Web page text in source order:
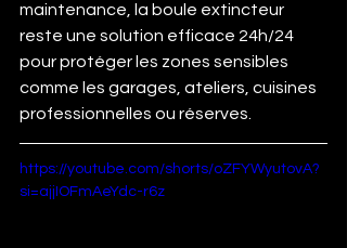
maintenance, la boule extincteur
reste une solution efficace 24h/24
pour protéger les zones sensibles
comme les garages, ateliers, cuisines
professionnelles ou réserves.
https://youtube.com/shorts/oZFYWyutovA?
si=ajjIOFmAeYdc-r6z